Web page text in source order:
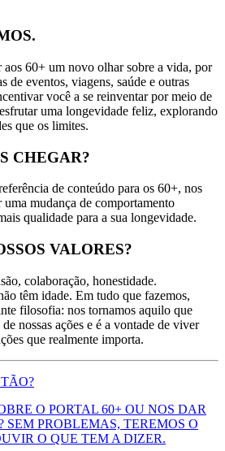
aos 60+ um novo olhar sobre a vida, por
de eventos, viagens, saúde e outras
você a se reinventar por meio de
uma longevidade feliz, explorando
que os limites.
CHEGAR?
de conteúdo para os 60+, nos
mudança de comportamento
qualidade para a sua longevidade.
VALORES?
colaboração, honestidade.
têm idade. Em tudo que fazemos,
filosofia: nos tornamos aquilo que
nossas ações e é a vontade de viver
que realmente importa.
O PORTAL 60+ OU NOS DAR
SEM PROBLEMAS, TEREMOS O
O QUE TEM A DIZER.